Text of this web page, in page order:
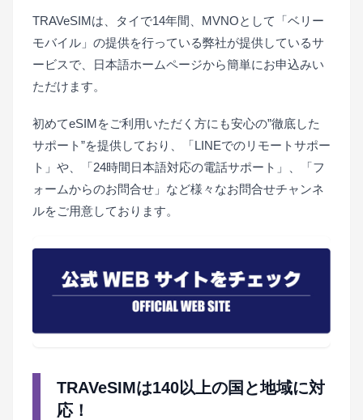
TRAVeSIMは、タイで14年間、MVNOとして「ベリー
モバイル」の提供を行っている弊社が提供しているサ
ービスで、日本語ホームページから簡単にお申込みい
ただけます。
初めてeSIMをご利用いただく方にも安心の”徹底した
サポート”を提供しており、「LINEでのリモートサポー
ト」や、「24時間日本語対応の電話サポート」、「フ
ォームからのお問合せ」など様々なお問合せチャンネ
ルをご用意しております。
TRAVeSIMは140以上の国と地域に対
応！